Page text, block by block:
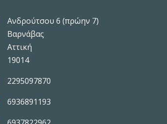
Ανδρούτσου 6 (πρώην 7)
Βαρνάβας
Αττική
19014
2295097870
6936891193